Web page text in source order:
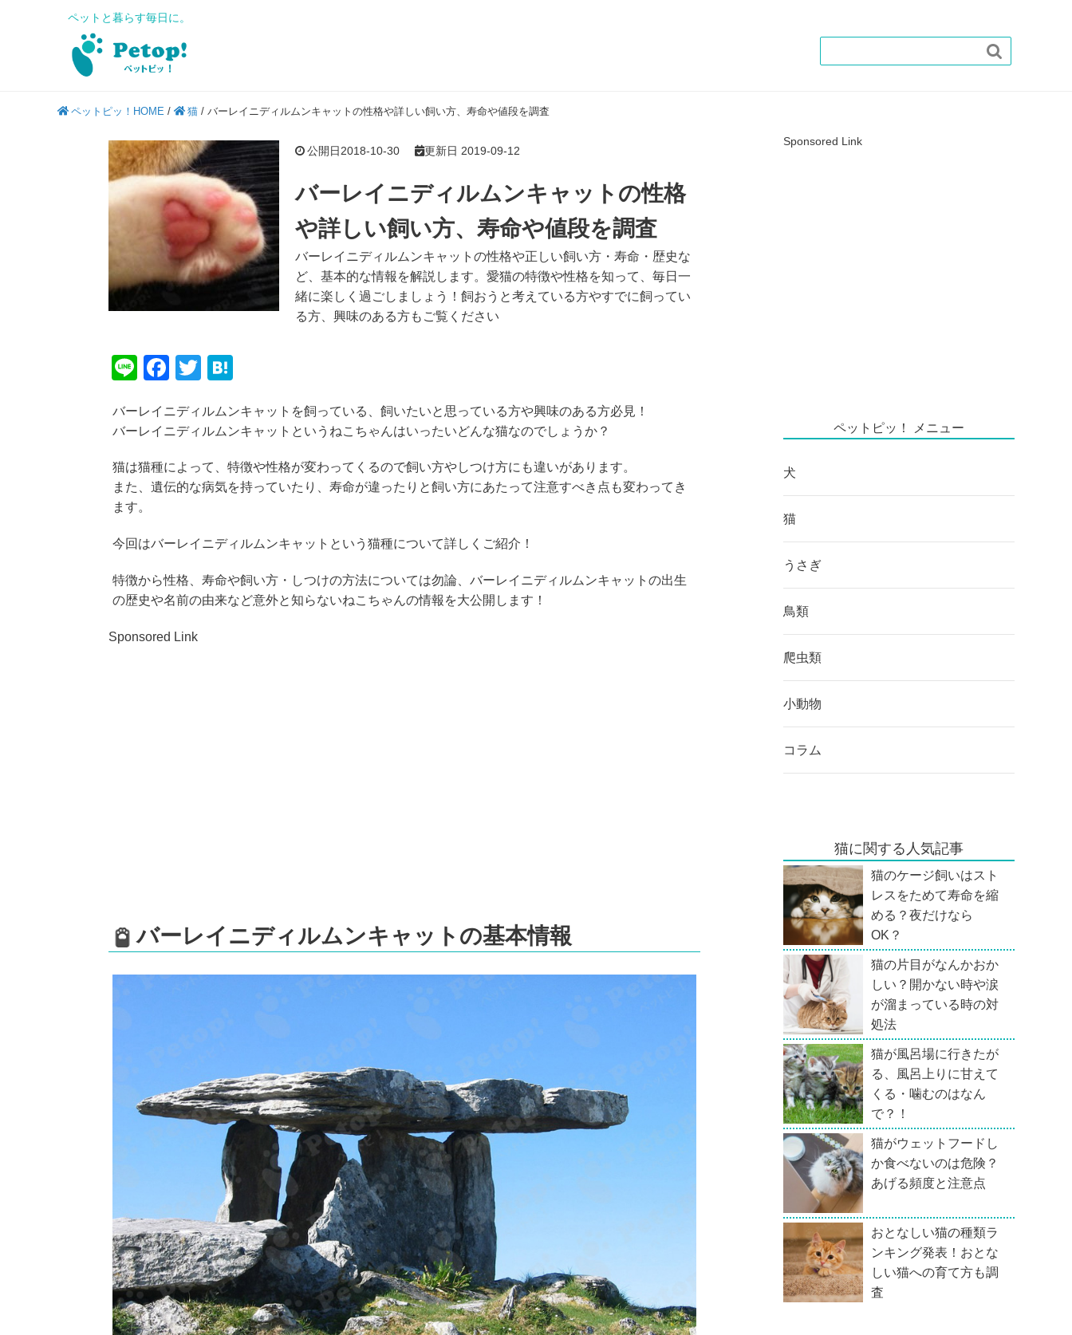
ペットと暮らす毎日に。

ペットピッ！HOME / 猫 / バーレイニディルムンキャットの性格や詳しい飼い方、寿命や値段を調査
公開日2018-10-30 更新日 2019-09-12
バーレイニディルムンキャットの性格
や詳しい飼い方、寿命や値段を調査
バーレイニディルムンキャットの性格や正しい飼い方・寿命・歴史な
ど、基本的な情報を解説します。愛猫の特徴や性格を知って、毎日一
緒に楽しく過ごしましょう！飼おうと考えている方やすでに飼ってい
る方、興味のある方もご覧ください
Li
e
F
c
e
b
o
k
T
tt
er
e
n
a
バーレイニディルムンキャットを飼っている、飼いたいと思っている方や興味のある方必見！
バーレイニディルムンキャットというねこちゃんはいったいどんな猫なのでしょうか？
猫は猫種によって、特徴や性格が変わってくるので飼い方やしつけ方にも違いがあります。
また、遺伝的な病気を持っていたり、寿命が違ったりと飼い方にあたって注意すべき点も変わってき
ます。
今回はバーレイニディルムンキャットという猫種について詳しくご紹介！
特徴から性格、寿命や飼い方・しつけの方法については勿論、バーレイニディルムンキャットの出生
の歴史や名前の由来など意外と知らないねこちゃんの情報を大公開します！
Sponsored Link
バーレイニディルムンキャットの基本情報
Sponsored Link
ペットピッ！ メニュー
犬
猫
うさぎ
鳥類
爬虫類
小動物
コラム
猫に関する人気記事
猫のケージ飼いはスト
レスをためて寿命を縮
める？夜だけなら
OK？
猫の片目がなんかおか
しい？開かない時や涙
が溜まっている時の対
処法
猫が風呂場に行きたが
る、風呂上りに甘えて
くる・噛むのはなん
で？！
猫がウェットフードし
か食べないのは危険？
あげる頻度と注意点
おとなしい猫の種類ラ
ンキング発表！おとな
しい猫への育て方も調
査